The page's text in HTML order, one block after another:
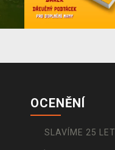
OCENĚNÍ
SLAVÍME 25 LET